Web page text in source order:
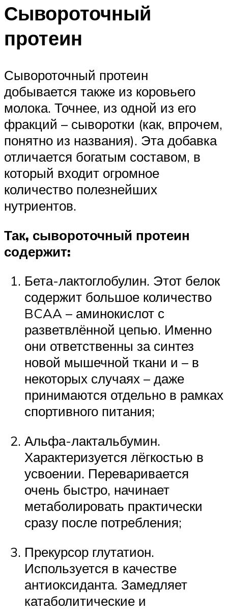
Сывороточный
протеин
Сывороточный протеин
добывается также из коровьего
молока. Точнее, из одной из его
фракций – сыворотки (как, впрочем,
понятно из названия). Эта добавка
отличается богатым составом, в
который входит огромное
количество полезнейших
нутриентов.
Так, сывороточный протеин
содержит:
Бета-лактоглобулин. Этот белок
содержит большое количество
BCAA – аминокислот с
разветвлённой цепью. Именно
они ответственны за синтез
новой мышечной ткани и – в
некоторых случаях – даже
принимаются отдельно в рамках
спортивного питания;
Альфа-лактальбумин.
Характеризуется лёгкостью в
усвоении. Переваривается
очень быстро, начинает
метаболировать практически
сразу после потребления;
Прекурсор глутатион.
Используется в качестве
антиоксиданта. Замедляет
катаболитические и